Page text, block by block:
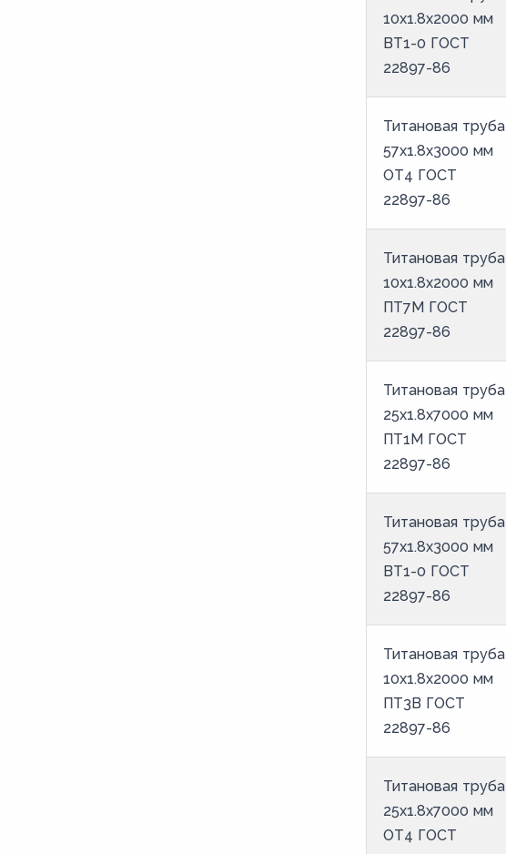
10х1.8х2000 мм
ВТ1-0 ГОСТ
22897-86
Титановая труба
57х1.8х3000 мм
ОТ4 ГОСТ
22897-86
Титановая труба
10х1.8х2000 мм
ПТ7М ГОСТ
22897-86
Титановая труба
25х1.8х7000 мм
ПТ1М ГОСТ
22897-86
Титановая труба
57х1.8х3000 мм
ВТ1-0 ГОСТ
22897-86
Титановая труба
10х1.8х2000 мм
ПТ3В ГОСТ
22897-86
Титановая труба
25х1.8х7000 мм
ОТ4 ГОСТ